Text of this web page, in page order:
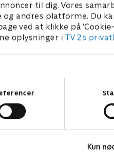
til dig. Vores
andres platforme. Du
ved at klikke på
oplysninger i TV 2s
Kun